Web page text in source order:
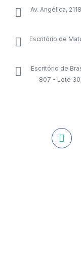
Av. Angélica,
Escritório de
Escritório de
807 - Lote